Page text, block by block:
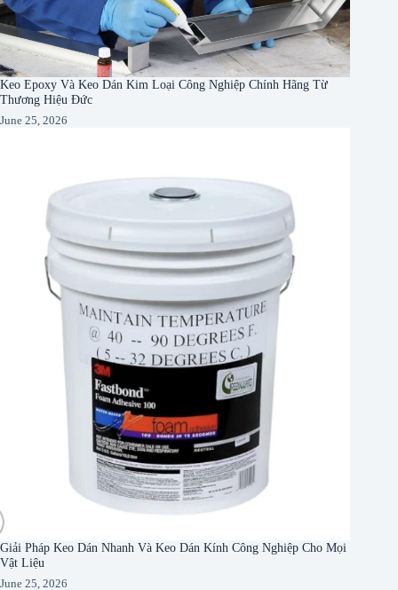
Keo Epoxy Và Keo Dán Kim Loại Công Nghiệp Chính Hãng Từ
Thương Hiệu Đức
June 25, 2026
Giải Pháp Keo Dán Nhanh Và Keo Dán Kính Công Nghiệp Cho Mọi
Vật Liệu
June 25, 2026